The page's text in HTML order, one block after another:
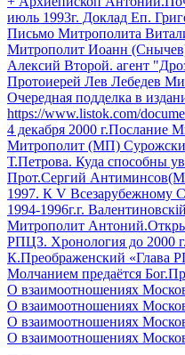
июль 1993г. Доклад Еп.
Письмо Митрополита
Митрополит Иоанн
Алексий Второй. агент
Протоиерей Лев Лебедев
Очередная подделка в
https://www.listok.com/
4 декабря 2000 г.Послание
Митрополит (МП)
Т.Петрова. Куда способны
Прот.Сергий
1997. К V
1994-1996г.г.
Митрополит
РПЦЗ. Хронология до 2000 г.
К.Преображенский «Глава
Молчанием предаётся
О взаимоотношениях
О взаимоотношениях
О взаимоотношениях
О взаимоотношениях